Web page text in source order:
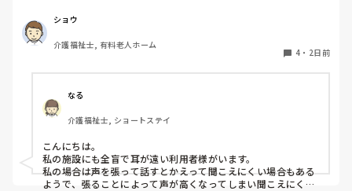
現在、私は「大きな声で、ゆっくり耳元でお話しする」とい
う方法で対応しています。
聞き取れると安心していただける方なので何とか理解しても
かり、痛めてしまうことがあります。
みなさんの職場で、このような方と関わる際に工夫している
ことや、喉に負担をかけずに意思疎通ができる良い方法など
よろしくお願いします。
ショウ
介護福祉士, 有料老人ホーム
4 ・ 2日前
なる
介護福祉士, ショートステイ
こんにちは。
私の施設にも全盲で耳が遠い利用者様がいます。
私の場合は声を張って話すとかえって聞こえにくい場合もある
ようで、張ることによって声が高くなってしまい聞こえにくい